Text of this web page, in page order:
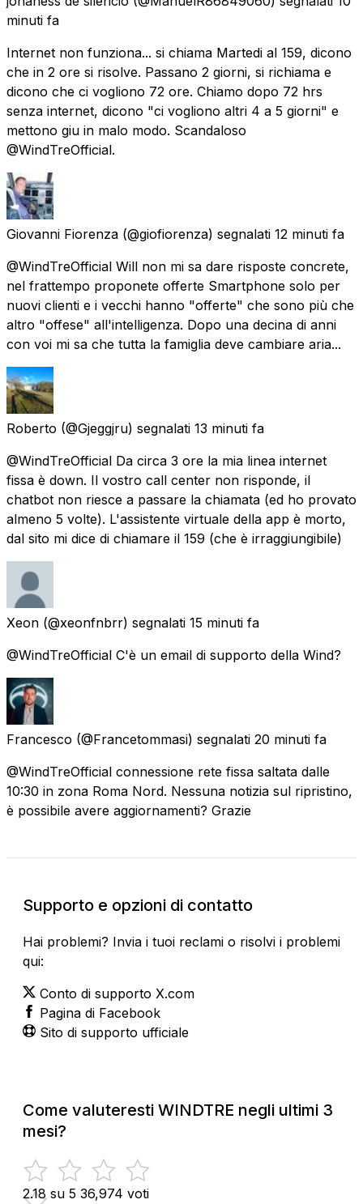
minuti fa
Internet non funziona... si chiama Martedi al 159, dicono
che in 2 ore si risolve. Passano 2 giorni, si richiama e
dicono che ci vogliono 72 ore. Chiamo dopo 72 hrs
senza internet, dicono "ci vogliono altri 4 a 5 giorni" e
mettono giu in malo modo. Scandaloso
@WindTreOfficial.
Giovanni Fiorenza (@giofiorenza) segnalati 12 minuti fa
@WindTreOfficial Will non mi sa dare risposte concrete,
nel frattempo proponete offerte Smartphone solo per
nuovi clienti e i vecchi hanno "offerte" che sono più che
altro "offese" all'intelligenza. Dopo una decina di anni
con voi mi sa che tutta la famiglia deve cambiare aria...
Roberto (@Gjeggjru) segnalati 13 minuti fa
@WindTreOfficial Da circa 3 ore la mia linea internet
fissa è down. Il vostro call center non risponde, il
chatbot non riesce a passare la chiamata (ed ho provato
almeno 5 volte). L'assistente virtuale della app è morto,
dal sito mi dice di chiamare il 159 (che è irraggiungibile)
Xeon (@xeonfnbrr) segnalati 15 minuti fa
@WindTreOfficial C'è un email di supporto della Wind?
Francesco (@Francetommasi) segnalati 20 minuti fa
@WindTreOfficial connessione rete fissa saltata dalle
10:30 in zona Roma Nord. Nessuna notizia sul ripristino,
è possibile avere aggiornamenti? Grazie
Supporto e opzioni di contatto
Hai problemi? Invia i tuoi reclami o risolvi i problemi
qui:
Conto di supporto X.com
Pagina di Facebook
Sito di supporto ufficiale
Come valuteresti WINDTRE negli ultimi 3
mesi?
2.18 su 5 36,974 voti